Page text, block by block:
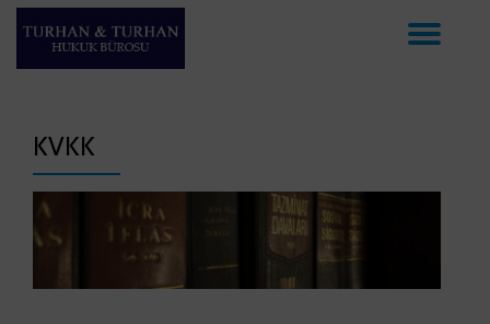
KVKK